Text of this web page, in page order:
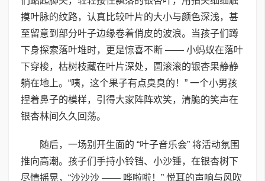
摸叶脉的纹路，认真比较叶片的大小与颜色深浅，甚
至留意到部分叶子边缘卷着俏皮的波浪。当孩子们蹲
下身探索落叶堆时，更是惊喜不断 —— 小蚂蚁在落叶
下穿梭，枯树枝藏在叶片深处，圆滚滚的银杏果静静
躺在地上。“咦，这个果子有点臭臭的！” 一个小男孩
捏着鼻子的模样，引得大家阵阵欢笑，清脆的笑声在
银杏林间久久回荡。
随后，一场别开生面的 “叶子音乐会” 将活动氛围
推向高潮。孩子们手持小铃铛、小沙锤，在银杏树下
尽情摇晃，“沙沙沙 —— 哗啦啦！” 悦耳的声响与风吹